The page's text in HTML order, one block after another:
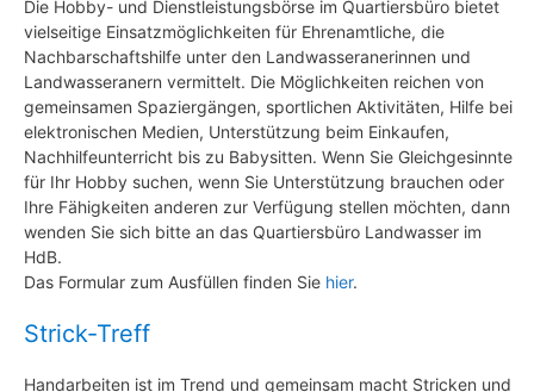
Die Hobby- und Dienstleistungsbörse im Quartiersbüro bietet
vielseitige Einsatzmöglichkeiten für Ehrenamtliche, die
Nachbarschaftshilfe unter den Landwasseranerinnen und
Landwasseranern vermittelt. Die Möglichkeiten reichen von
gemeinsamen Spaziergängen, sportlichen Aktivitäten, Hilfe bei
elektronischen Medien, Unterstützung beim Einkaufen,
Nachhilfeunterricht bis zu Babysitten. Wenn Sie Gleichgesinnte
für Ihr Hobby suchen, wenn Sie Unterstützung brauchen oder
Ihre Fähigkeiten anderen zur Verfügung stellen möchten, dann
wenden Sie sich bitte an das Quartiersbüro Landwasser im
HdB.
Das Formular zum Ausfüllen finden Sie hier.
Strick-Treff
Handarbeiten ist im Trend und gemeinsam macht Stricken und